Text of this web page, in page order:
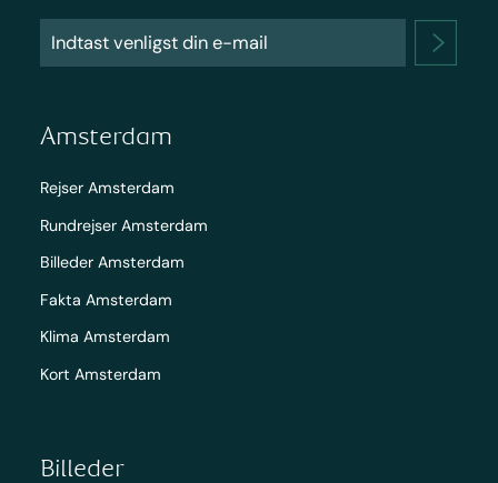
Amsterdam
Rejser Amsterdam
Rundrejser Amsterdam
Billeder Amsterdam
Fakta Amsterdam
Klima Amsterdam
Kort Amsterdam
Billeder